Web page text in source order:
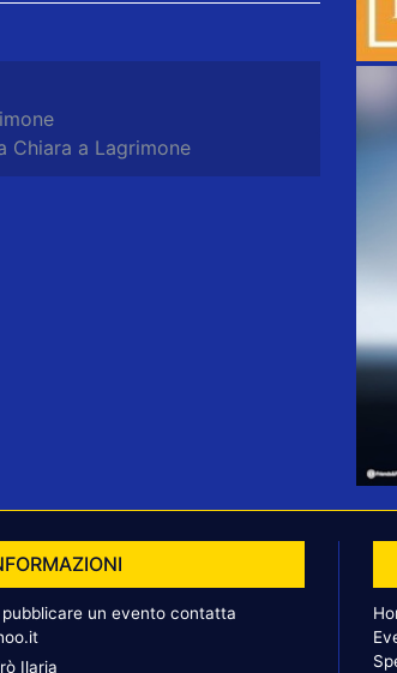
Chiara a Lagrimone
un evento contatta
Ilaria